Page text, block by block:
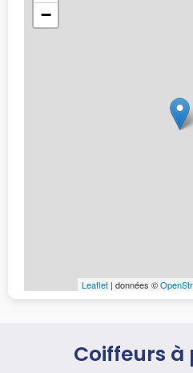
−
Leaflet | données ©
Coiffeurs